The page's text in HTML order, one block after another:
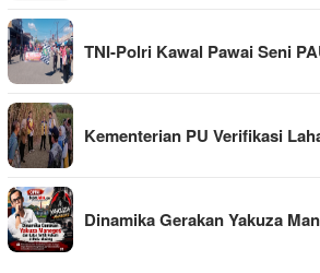
TNI-Polri Kawal Pawai Seni
Kementerian PU Verifikasi
Dinamika Gerakan Yakuza